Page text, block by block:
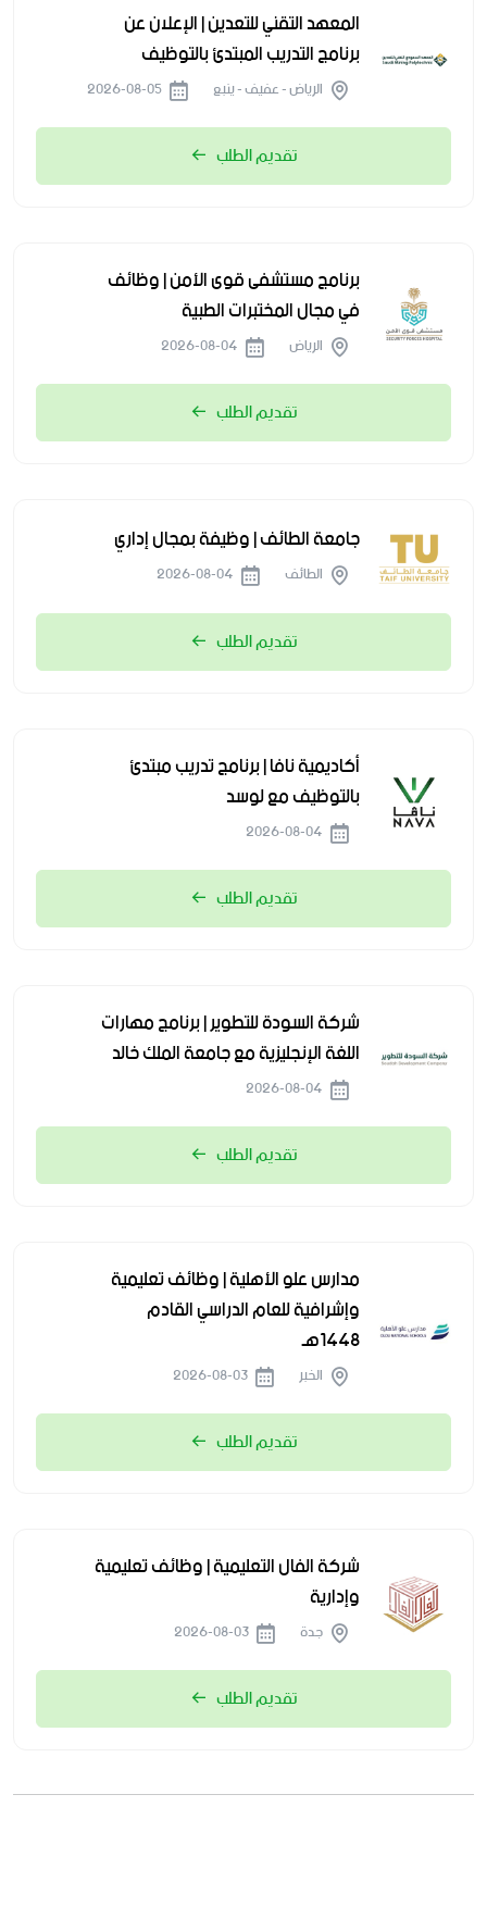
المعهد التقني للتعدين | الإعلان عن
برنامج التدريب المبتدئ بالتوظيف
الرياض - عفيف - ينبع
تقديم الطلب
برنامج مستشفى قوى الأمن | وظائف
في مجال المختبرات الطبية
الرياض
تقديم الطلب
جامعة الطائف | وظيفة بمجال إداري
الطائف
تقديم الطلب
أكاديمية نافا | برنامج تدريب مبتدئ
بالتوظيف مع لوسد
تقديم الطلب
شركة السودة للتطوير | برنامج مهارات
اللغة الإنجليزية مع جامعة الملك خالد
تقديم الطلب
مدارس علو الأهلية | وظائف تعليمية
وإشرافية للعام الدراسي القادم
1448هـ
الخبر
تقديم الطلب
شركة الفال التعليمية | وظائف تعليمية
وإدارية
جدة
تقديم الطلب